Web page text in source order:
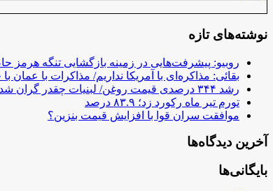
نوشته‌های تازه
روبیو: پیشرفت‌هایی در زمینه بازگشایی تنگه
بقائی: مذاکره‌ای با آمریکا نداریم/ مذاکرات با عمان
رشد ۳۴۴ درصدی قیمت روغن/ لبنیات چقدر گران شد؟
تورم تیر ماه رکورد زد؛ ۸۳.۹ درصد
موافقت سران قوا با افزایش قیمت بنزین؟
آخرین دیدگاه‌ها
بایگانی‌ها